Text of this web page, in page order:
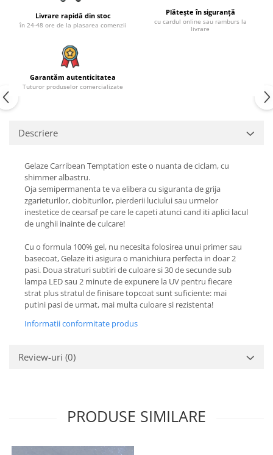
Livrare rapidă din stoc
în 24-48 ore de la plasarea comenzii
Plătește în siguranță
cu cardul online sau ramburs la
livrare
Garantăm autenticitatea
Tuturor produselor comercializate
Descriere
Gelaze Carribean Temptation este o nuanta de ciclam, cu
shimmer albastru.
Oja semipermanenta te va elibera cu siguranta de grija
zgarieturilor, ciobiturilor, pierderii luciului sau urmelor
inestetice de cearsaf pe care le capeti atunci cand iti aplici lacul
de unghii inainte de culcare!
Cu o formula 100% gel, nu necesita folosirea unui primer sau
basecoat, Gelaze iti asigura o manichiura perfecta in doar 2
pasi. Doua straturi subtiri de culoare si 30 de secunde sub
lampa LED sau 2 minute de expunere la UV pentru fiecare
strat plus stratul de finisare topcoat sunt suficiente: mai
putini pasi de urmat, mai multa culoare si rezistenta!
Informatii conformitate produs
Review-uri (0)
PRODUSE SIMILARE